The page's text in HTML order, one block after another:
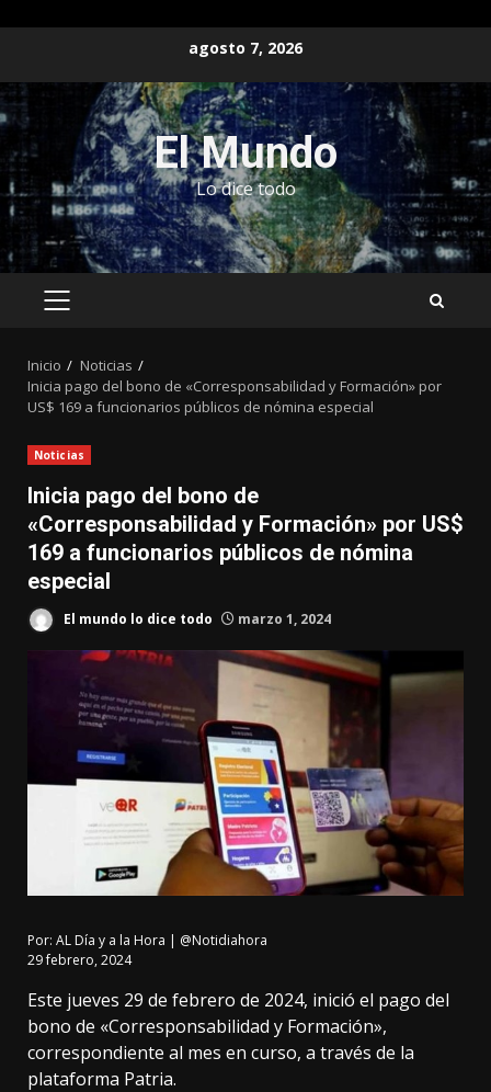
contenido
agosto 7, 2026
El Mundo
Lo dice todo
MENÚ
Inicio
Noticias
Inicia pago del bono de «Corresponsabilidad y Formación» por
US$ 169 a funcionarios públicos de nómina especial
Noticias
Inicia pago del bono de
«Corresponsabilidad y Formación» por US$
169 a funcionarios públicos de nómina
especial
El mundo lo dice todo marzo 1, 2024
Por: AL Día y a la Hora | @Notidiahora
29 febrero, 2024
Este jueves 29 de febrero de 2024, inició el pago del
bono de «Corresponsabilidad y Formación»,
correspondiente al mes en curso, a través de la
plataforma Patria.